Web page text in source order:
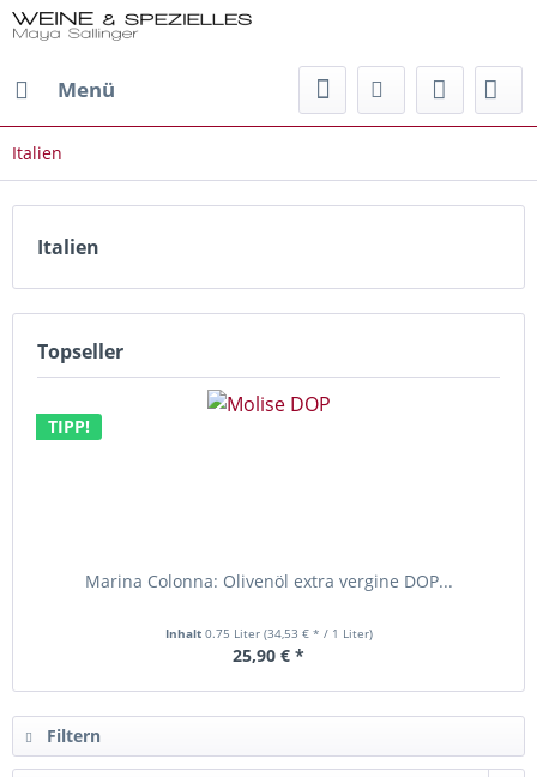
Menü
Italien
Italien
Topseller
TIPP!
Marina Colonna: Olivenöl extra vergine DOP...
Inhalt 0.75 Liter (34,53 € * / 1 Liter)
25,90 € *
Filtern